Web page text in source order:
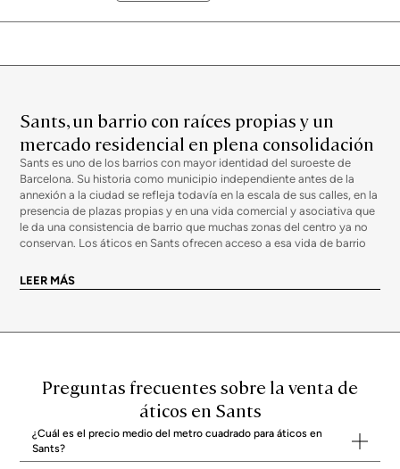
Sants, un barrio con raíces propias y un
mercado residencial en plena consolidación
Sants es uno de los barrios con mayor identidad del suroeste de
Barcelona. Su historia como municipio independiente antes de la
annexión a la ciudad se refleja todavía en la escala de sus calles, en la
presencia de plazas propias y en una vida comercial y asociativa que
le da una consistencia de barrio que muchas zonas del centro ya no
conservan. Los áticos en Sants ofrecen acceso a esa vida de barrio
se abren sobre una trama urbana bien ordenada y con una
conectividad que, gracias a la estación de Sants, convierte al barrio
calidad
La oferta de áticos en Sants es heterogénea y responde a la
últimas plantas con terraza y calidades diferenciales son escasas y
apreciadas, y representan una fracción del mercado que ha ganado
LEER MÁS
Preguntas frecuentes sobre la venta de
áticos en Sants
¿Cuál es el precio medio del metro cuadrado para áticos en
Sants?